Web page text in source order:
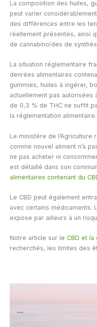
La composition des huiles,
peut varier
des différences entre les
réellement présentes, ainsi
de cannabinoïdes de
La situation réglementaire
denrées alimentaires
gummies, huiles à ingérer,
actuellement pas autorisées
de 0,3 % de THC ne suffit
la réglementation alimentaire.
Le ministère de l’Agriculture
comme nouvel aliment n’a
ne pas acheter ni
est détaillé dans son
alimentaires contenant du
Le CBD peut également
avec certains médicaments.
expose par ailleurs à un
Notre article sur le CBD et la
recherchés, les limites des